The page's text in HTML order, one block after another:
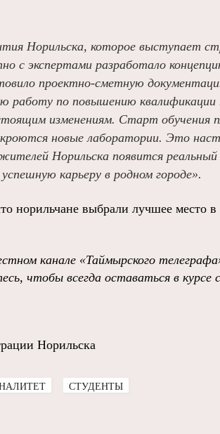
Норильска, которое выступает
с экспертами разработало
проектно‑сметную
работу по повышению квалификации
изменениям. Старт обучения
новые лаборатории. Это
Норильска появится
карьеру в родном городе».
норильчане выбрали лучшее место в
канале «Таймырского
чтобы всегда оставаться в курсе
Норильска
СТУДЕНТЫ